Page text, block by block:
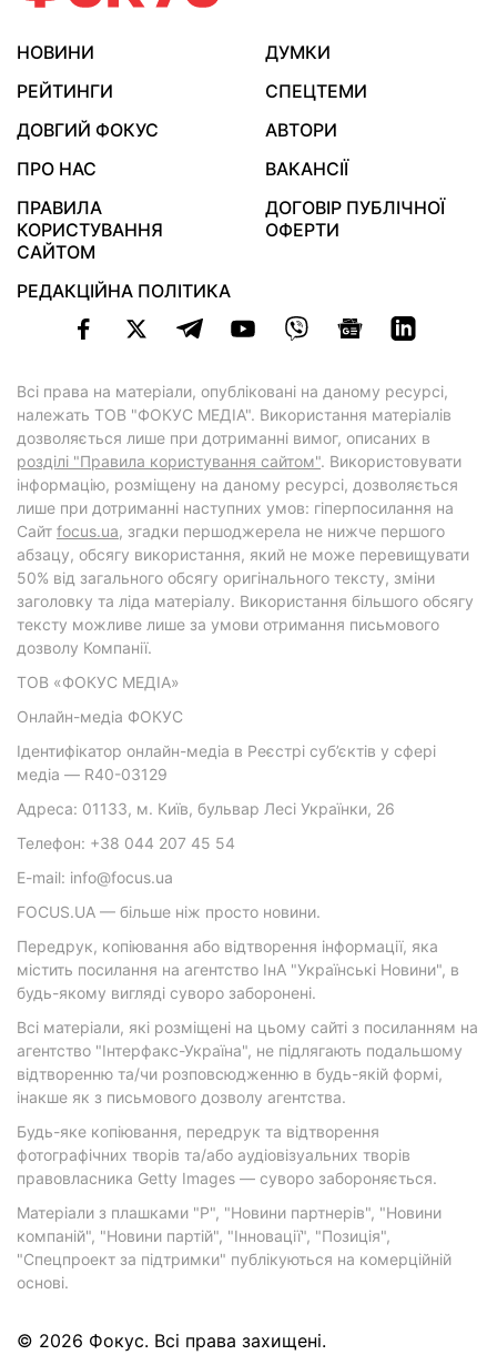
НОВИНИ
ДУМКИ
РЕЙТИНГИ
СПЕЦТЕМИ
ДОВГИЙ ФОКУС
АВТОРИ
ПРО НАС
ВАКАНСІЇ
ПРАВИЛА
КОРИСТУВАННЯ
САЙТОМ
ДОГОВІР ПУБЛІЧНОЇ
ОФЕРТИ
РЕДАКЦІЙНА ПОЛІТИКА
Всі права на матеріали, опубліковані на даному ресурсі,
належать ТОВ "ФОКУС МЕДІА". Використання матеріалів
дозволяється лише при дотриманні вимог, описаних в
розділі "Правила користування сайтом". Використовувати
інформацію, розміщену на даному ресурсі, дозволяється
лише при дотриманні наступних умов: гіперпосилання на
Cайт focus.ua, згадки першоджерела не нижче першого
абзацу, обсягу використання, який не може перевищувати
50% від загального обсягу оригінального тексту, зміни
заголовку та ліда матеріалу. Використання більшого обсягу
тексту можливе лише за умови отримання письмового
дозволу Компанії.
ТОВ «ФОКУС МЕДІА»
Онлайн-медіа ФОКУС
Ідентифікатор онлайн-медіа в Реєстрі суб’єктів у сфері
медіа — R40-03129
Адреса: 01133, м. Київ, бульвар Лесі Українки, 26
Телефон: +38 044 207 45 54
E-mail: info@focus.ua
FOCUS.UA — більше ніж просто новини.
Передрук, копіювання або відтворення інформації, яка
містить посилання на агентство ІнА "Українські Новини", в
будь-якому вигляді суворо заборонені.
Всі матеріали, які розміщені на цьому сайті з посиланням на
агентство "Інтерфакс-Україна", не підлягають подальшому
відтворенню та/чи розповсюдженню в будь-якій формі,
інакше як з письмового дозволу агентства.
Будь-яке копіювання, передрук та відтворення
фотографічних творів та/або аудіовізуальних творів
правовласника Getty Images — суворо забороняється.
Матеріали з плашками "Р", "Новини партнерів", "Новини
компаній", "Новини партій", "Інновації", "Позиція",
"Спецпроект за підтримки" публікуються на комерційній
основі.
© 2026 Фокус. Всі права захищені.